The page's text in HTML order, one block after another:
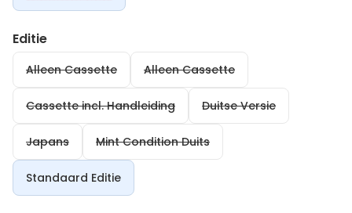
Editie
Alleen Cassette Alleen Cassette
Cassette incl. Handleiding Duitse Versie
Japans Mint Condition Duits
Standaard Editie